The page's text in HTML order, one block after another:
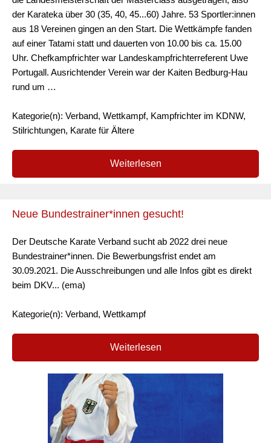
der Karateka über 30 (35, 40, 45...60) Jahre. 53 Sportler:innen
aus 18 Vereinen gingen an den Start. Die Wettkämpfe fanden
auf einer Tatami statt und dauerten von 10.00 bis ca. 15.00
Uhr. Chefkampfrichter war Landeskampfrichterreferent Uwe
Portugall. Ausrichtender Verein war der Kaiten Bedburg-Hau
rund um …
Kategorie(n): Verband, Wettkampf, Kampfrichter im KDNW,
Stilrichtungen, Karate für Ältere
Weiterlesen
Neue Bundestrainer*innen gesucht!
Der Deutsche Karate Verband sucht ab 2022 drei neue
Bundestrainer*innen. Die Bewerbungsfrist endet am
30.09.2021. Die Ausschreibungen und alle Infos gibt es direkt
beim DKV... (ema)
Kategorie(n): Verband, Wettkampf
Weiterlesen